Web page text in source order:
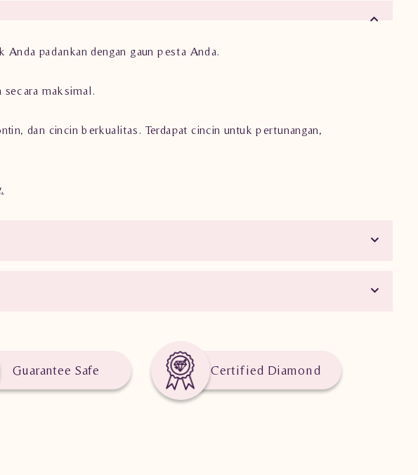
padankan dengan gaun pesta Anda.
maksimal.
dan cincin berkualitas. Terdapat cincin untuk pertunangan,
Guarantee Safe Certified Diamond